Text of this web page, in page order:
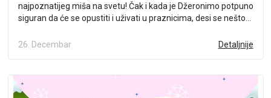
najpoznatijeg miša na svetu! Čak i kada je Džeronimo potpuno
siguran da će se opustiti i uživati u praznicima, desi se nešto
26. Decembar
Detaljnije